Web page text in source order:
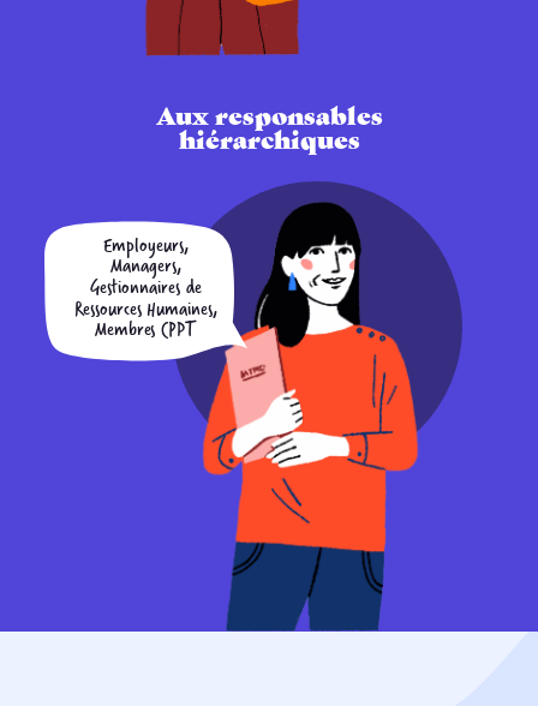
Aux responsables
hiérarchiques
Employeurs,
Managers,
Gestionnaires de
Ressources Humaines,
Membres CPPT